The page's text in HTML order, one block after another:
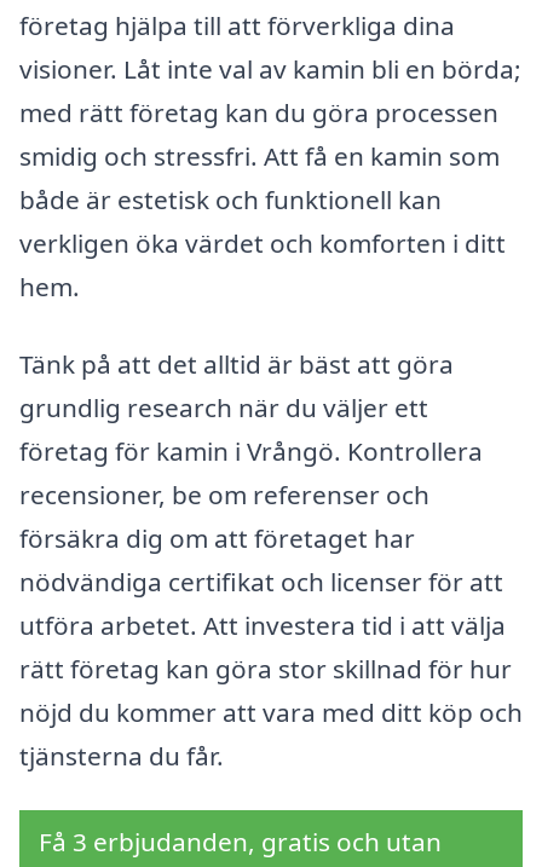
företag hjälpa till att förverkliga dina
visioner. Låt inte val av kamin bli en börda;
med rätt företag kan du göra processen
smidig och stressfri. Att få en kamin som
både är estetisk och funktionell kan
verkligen öka värdet och komforten i ditt
hem.
Tänk på att det alltid är bäst att göra
grundlig research när du väljer ett
företag för kamin i Vrångö. Kontrollera
recensioner, be om referenser och
försäkra dig om att företaget har
nödvändiga certifikat och licenser för att
utföra arbetet. Att investera tid i att välja
rätt företag kan göra stor skillnad för hur
nöjd du kommer att vara med ditt köp och
tjänsterna du får.
Få 3 erbjudanden, gratis och utan